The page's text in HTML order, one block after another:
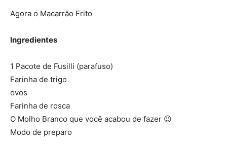
Agora o Macarrão Frito
Ingredientes
1 Pacote de Fusilli (parafuso)
Farinha de trigo
ovos
Farinha de rosca
O Molho Branco que você acabou de fazer 😉
Modo de preparo